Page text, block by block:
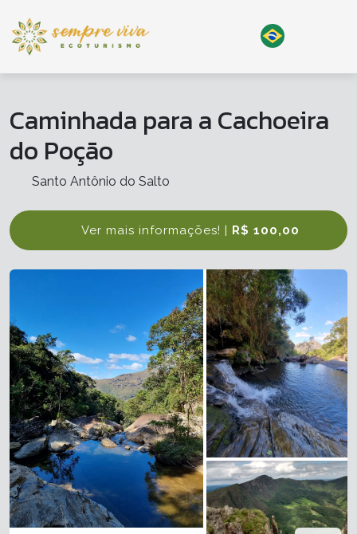
Caminhada para a Cachoeira
do Poção
Santo Antônio do Salto
Ver mais informações! | R$ 100,00